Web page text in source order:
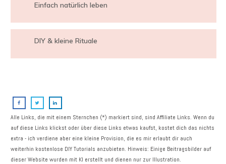
Alle Links, die mit einem Sternchen (*) markiert sind, sind Affiliate Links. Wenn du
auf diese Links klickst oder über diese Links etwas kaufst, kostet dich das nichts
extra - ich verdiene aber eine kleine Provision, die es mir erlaubt dir auch
weiterhin kostenlose DIY Tutorials anzubieten. Hinweis: Einige Beitragsbilder auf
dieser Website wurden mit KI erstellt und dienen nur zur Illustration.
Einfach natürlich leben
DIY & kleine Rituale